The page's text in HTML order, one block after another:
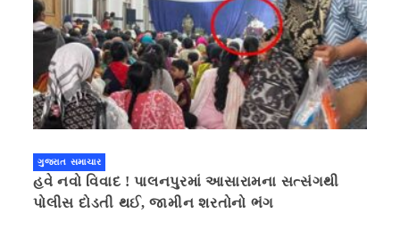
ગુજરાત સમાચાર
હવે નવો વિવાદ ! પાલનપુરમાં આસારામના સત્સંગથી
પોલીસ દોડતી થઈ, જામીન શરતોનો ભંગ